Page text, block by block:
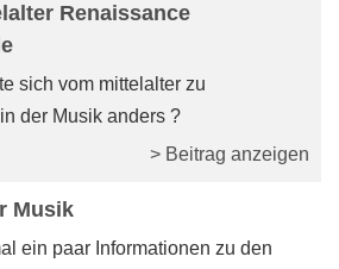
Renaissance
sich vom mittelalter zu
in der Musik anders ?
> Beitrag anzeigen
Musik
ein paar Informationen zu den